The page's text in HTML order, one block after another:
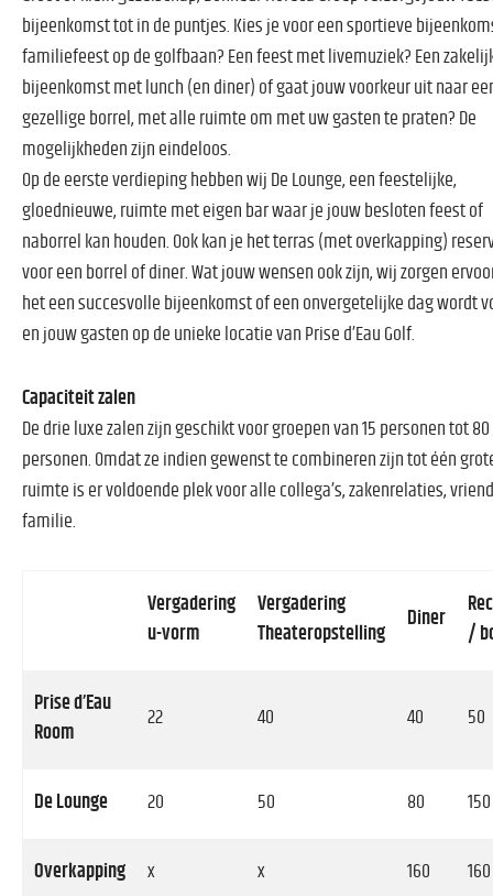
bijeenkomst tot in de puntjes. Kies je voor een sportieve
familiefeest op de golfbaan? Een feest met livemuziek? Een
bijeenkomst met lunch (en diner) of gaat jouw voorkeur uit naar
gezellige borrel, met alle ruimte om met uw gasten te praten? De
mogelijkheden zijn eindeloos.
Op de eerste verdieping hebben wij De Lounge, een feestelijke,
gloednieuwe, ruimte met eigen bar waar je jouw besloten feest of
naborrel kan houden. Ook kan je het terras (met overkapping)
voor een borrel of diner. Wat jouw wensen ook zijn, wij zorgen
het een succesvolle bijeenkomst of een onvergetelijke dag wordt
en jouw gasten op de unieke locatie van Prise d’Eau Golf.
Capaciteit zalen
De drie luxe zalen zijn geschikt voor groepen van 15 personen tot 80
personen. Omdat ze indien gewenst te combineren zijn tot één
ruimte is er voldoende plek voor alle collega’s, zakenrelaties,
familie.
Vergadering
u-vorm
Vergadering
Theateropstelling
Diner
/
Prise d’Eau
Room
22 40 40 50
De Lounge 20 50 80 150
Overkapping x x 160 160